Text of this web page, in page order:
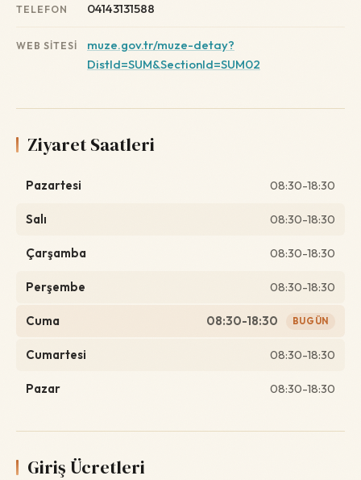
TELEFON 04143131588
WEB SITESI
muze.gov.tr/muze-detay?
DistId=SUM&SectionId=SUM02
Ziyaret Saatleri
Pazartesi 08:30-18:30
Salı 08:30-18:30
Çarşamba 08:30-18:30
Perşembe 08:30-18:30
Cuma 08:30-18:30 BUGÜN
Cumartesi 08:30-18:30
Pazar 08:30-18:30
Giriş Ücretleri